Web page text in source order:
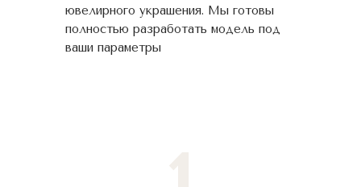
ювелирного украшения. Мы готовы
полностью разработать модель под
ваши параметры